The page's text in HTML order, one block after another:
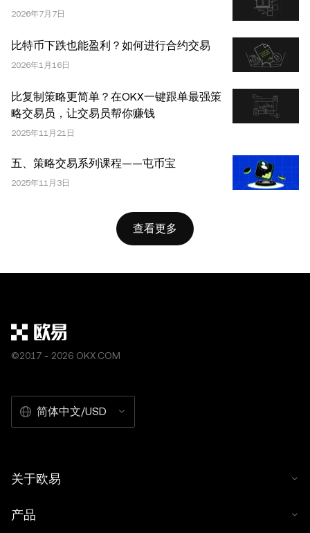
或更少的摘录，前提是此类使用是非商业性的。整篇文章的
OKX，经许可使用。”允许的摘录必须引用文章名称并包含
出处，例如“文章名称，[作者姓名 (如适用)]，© 2025
成。不允许对本文进行衍生作品或其他用途。
2026年7月7日
比特币下跌也能盈利？如何进行合约交易
2026年1月16日
比复制策略更简单？在OKX一键跟单最强策
略交易员，让交易员帮你赚钱
2025年11月21日
五、策略交易系列课程——屯币宝
2025年11月3日
查看更多
©2017 - 2026 OKX.COM
简体中文/USD
关于欧易
产品